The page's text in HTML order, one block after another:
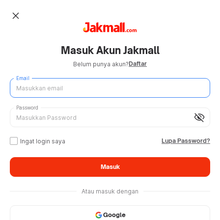
close
Masuk Akun Jakmall
Belum punya akun?Daftar
Email
visibility_off
Password
Ingat login saya Lupa Password?
Masuk
Atau masuk dengan
Google